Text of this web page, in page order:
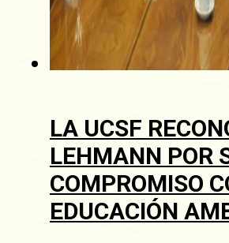
LA UCSF
LEHMANN POR
COMPROMISO
EDUCACIÓN